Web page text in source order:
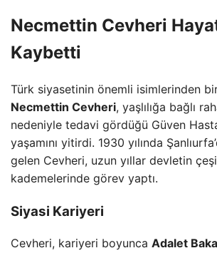
Necmettin Cevheri
Kaybetti
Türk siyasetinin önemli isimlerinden
Necmettin Cevheri, yaşlılığa bağlı
nedeniyle tedavi gördüğü Güven
yaşamını yitirdi. 1930 yılında
gelen Cevheri, uzun yıllar devletin
kademelerinde görev yaptı.
Siyasi Kariyeri
Cevheri, kariyeri boyunca Adalet